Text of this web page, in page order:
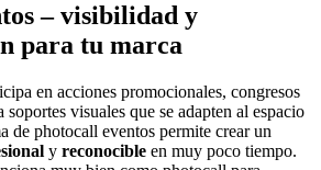
– visibilidad y
para tu marca
en acciones promocionales, congresos
soportes visuales que se adapten al espacio
de photocall eventos permite crear un
y reconocible en muy poco tiempo.